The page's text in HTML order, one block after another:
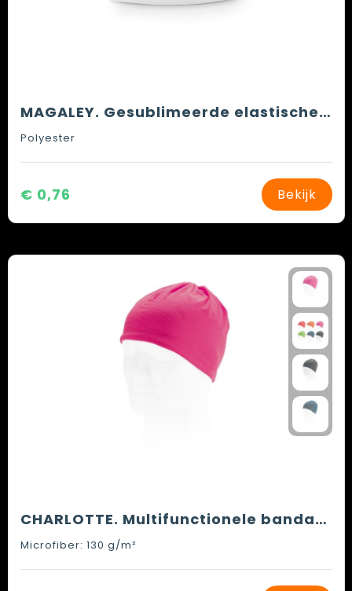
MAGALEY. Gesublimeerde elastische band voor hoeden
Polyester
€ 0,76 Bekijk
CHARLOTTE. Multifunctionele bandana (130 g/m²)
Microfiber: 130 g/m²